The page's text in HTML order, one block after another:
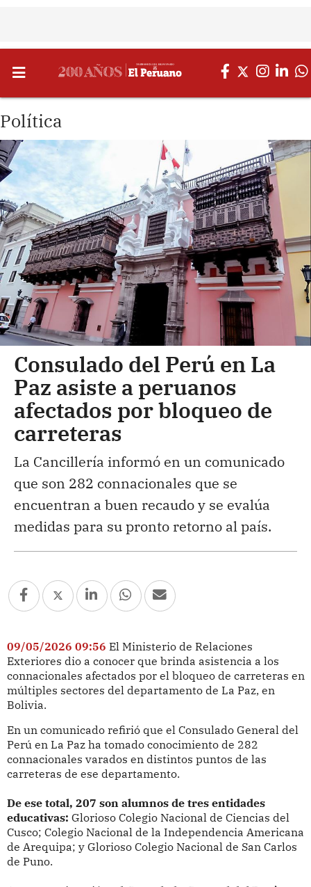
Política
Consulado del Perú en La
Paz asiste a peruanos
afectados por bloqueo de
carreteras
La Cancillería informó en un comunicado
que son 282 connacionales que se
encuentran a buen recaudo y se evalúa
medidas para su pronto retorno al país.
09/05/2026 09:56 El Ministerio de Relaciones
Exteriores dio a conocer que brinda asistencia a los
connacionales afectados por el bloqueo de carreteras en
múltiples sectores del departamento de La Paz, en
Bolivia.
En un comunicado refirió que el Consulado General del
Perú en La Paz ha tomado conocimiento de 282
connacionales varados en distintos puntos de las
carreteras de ese departamento.
De ese total, 207 son alumnos de tres entidades
educativas: Glorioso Colegio Nacional de Ciencias del
Cusco; Colegio Nacional de la Independencia Americana
de Arequipa; y Glorioso Colegio Nacional de San Carlos
de Puno.